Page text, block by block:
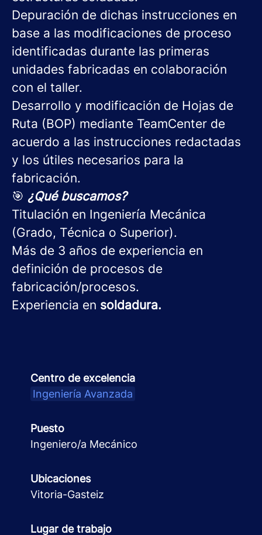
Depuración de dichas instrucciones en
base a las modificaciones de proceso
identificadas durante las primeras
unidades fabricadas en colaboración
con el taller.
Desarrollo y modificación de Hojas de
Ruta (BOP) mediante TeamCenter de
acuerdo a las instrucciones redactadas
y los útiles necesarios para la
fabricación.
🎯 ¿Qué buscamos?
Titulación en Ingeniería Mecánica
(Grado, Técnica o Superior).
Más de 3 años de experiencia en
definición de procesos de
fabricación/procesos.
Experiencia en soldadura.
Centro de excelencia
Ingeniería Avanzada
Puesto
Ingeniero/a Mecánico
Ubicaciones
Vitoria-Gasteiz
Lugar de trabajo